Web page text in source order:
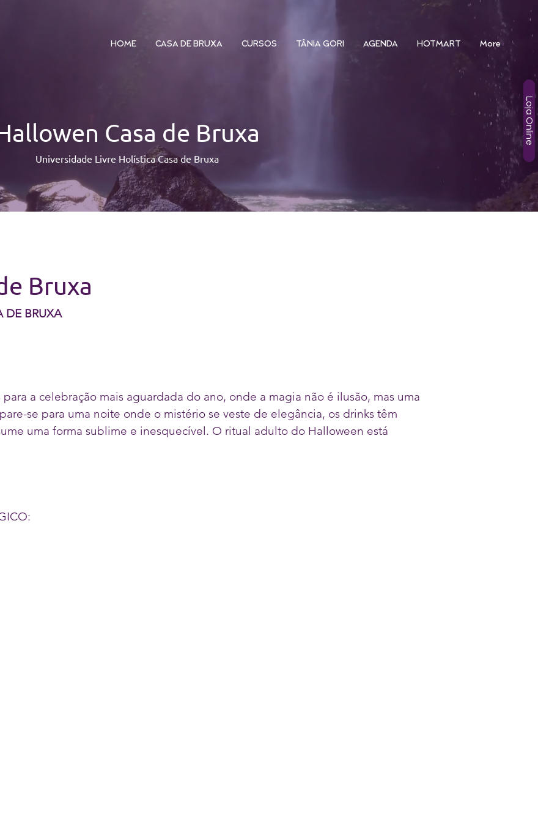
Loja Online
HOME CASA DE BRUXA CURSOS TÂNIA GORI AGENDA HOTMART More
Casa de Bruxa
Universidade Livre Holística Casa de Bruxa
Bruxa
DE BRUXA
a celebração mais aguardada do ano, onde a magia não é ilusão, mas uma
se para uma noite onde o mistério se veste de elegância, os drinks têm
uma forma sublime e inesquecível. O ritual adulto do Halloween está